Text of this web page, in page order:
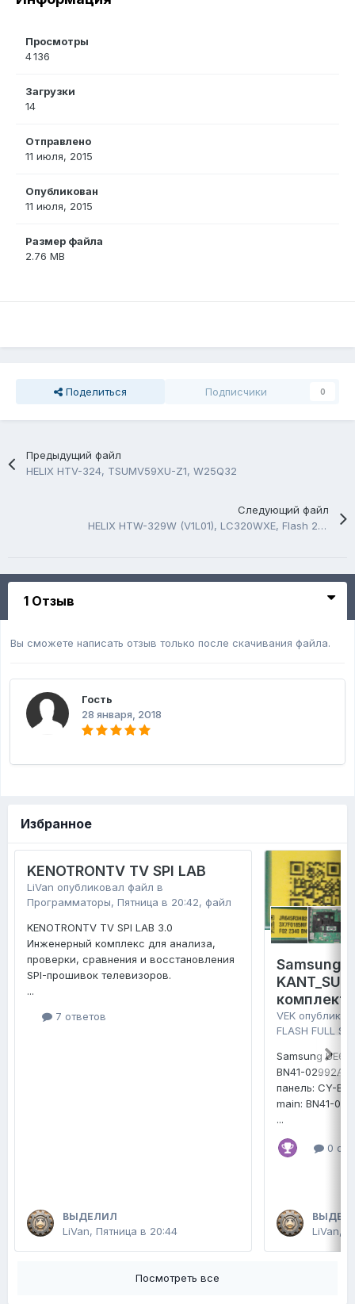
Просмотры
4 136
Загрузки
14
Отправлено
11 июля, 2015
Опубликован
11 июля, 2015
Размер файла
2.76 MB
Поделиться Подписчики 0
Предыдущий файл
HELIX HTV-324, TSUMV59XU-Z1, W25Q32
Следующий файл
HELIX HTW-329W (V1L01), LC320WXE, Flash 25Q32
1 Отзыв
Вы сможете написать отзыв только после скачивания файла.
Гость
28 января, 2018
Избранное
KENOTRONTV TV SPI LAB
LiVan опубликовал файл в
Программаторы, Пятница в 20:42, файл
KENOTRONTV TV SPI LAB 3.0
Инженерный комплекс для анализа,
проверки, сравнения и восстановления
SPI-прошивок телевизоров.
...
7 ответов
ВЫДЕЛИЛ
LiVan, Пятница в 20:44
Samsung
комплект
VEK
FLASH FULL
Samsung
BN41-02992A
панель: CY-
main: BN41-
...
0
LiVan,
Посмотреть все